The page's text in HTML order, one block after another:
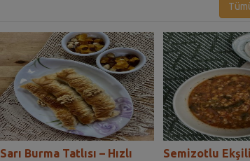
Sarı Burma Tatlısı – Hızlı
Semizotlu